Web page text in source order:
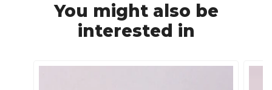
You might also be
interested in